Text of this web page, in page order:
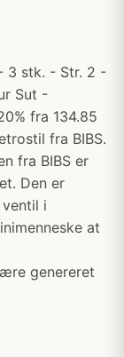
3 stk. - Str. 2 -
Sut -
fra 134.85
fra BIBS.
fra BIBS er
Den er
i
at
genereret